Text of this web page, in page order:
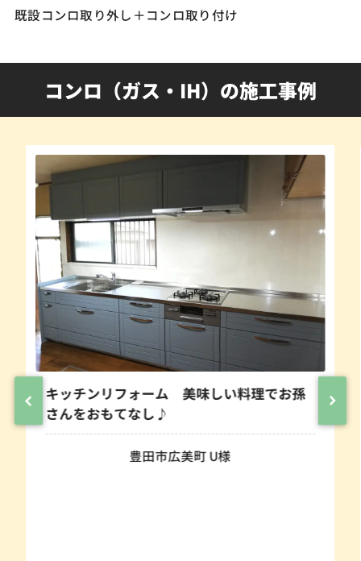
既設コンロ取り外し＋コンロ取り付け
コンロ（ガス・IH）の施工事例
キッチンリフォーム 美味しい料理でお孫
さんをおもてなし♪
豊田市広美町 U様